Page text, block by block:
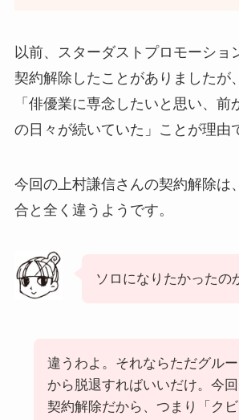
以前、スターダストプロモーショ
契約解除したことがありましたが
「俳優業に専念したいと思い、前
の日々が続いていた」ことが理由
今回の上村謙信さんの契約解除は
合と全く違うようです。
ソロになりたかったの
違うわよ。それならただグル
から脱退すればいいだけ。今
契約解除だから、つまり「クビ